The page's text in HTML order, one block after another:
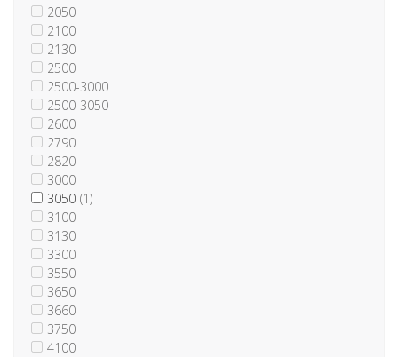
2050
2100
2130
2500
2500-3000
2500-3050
2600
2790
2820
3000
3050 (1)
3100
3130
3300
3550
3650
3660
3750
4100